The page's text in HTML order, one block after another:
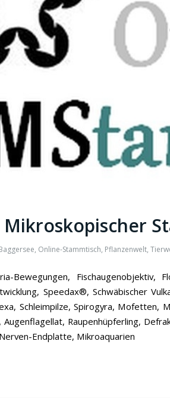
, Online-Stammtisch, Pflanzenwelt,
Bewegungen, Fischaugenobjektiv,
Speedax®, Schwäbischer
Schleimpilze, Spirogyra, Mofetten,
Augenflagellat, Raupenhüpferling,
Endplatte, Mikroaquarien